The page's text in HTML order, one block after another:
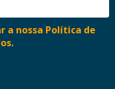
a nossa Política de